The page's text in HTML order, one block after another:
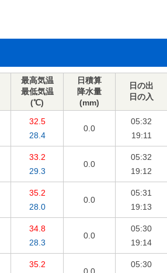
最高気温
最低気温
(℃)
日積算
降水量
(mm)
日の出
日の入
32.5
28.4
0.0
05:32
19:11
33.2
29.3
0.0
05:32
19:12
35.2
28.0
0.0
05:31
19:13
34.8
28.3
0.0
05:30
19:14
35.2 05:30